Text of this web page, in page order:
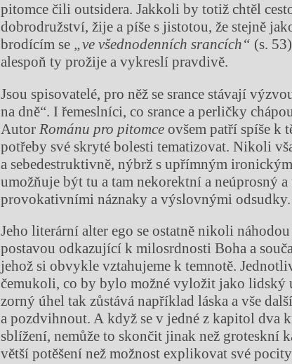
pitomce čili outsidera. Jakkoli by totiž chtěl
dobrodružství, žije a píše s jistotou, že stejně
brodícím se „ve všednodenních srancích“ (s.
alespoň ty prožije a vykreslí pravdivě.
Jsou spisovatelé, pro něž se srance stávají
na dně“. I řemeslníci, co srance a perličky
Autor Románu pro pitomce ovšem patří spíše k
potřeby své skryté bolesti tematizovat. Nikoli
a sebedestruktivně, nýbrž s upřímným
umožňuje být tu a tam nekorektní a neúprosný
provokativními náznaky a výslovnými odsudky.
Jeho literární alter ego se ostatně nikoli
postavou odkazující k milosrdnosti Boha a
jehož si obvykle vztahujeme k temnotě.
čemukoli, co by bylo možné vyložit jako lidský
zorný úhel tak zůstává například láska a vše
a pozdvihnout. A když se v jedné z kapitol dva
sblížení, nemůže to skončit jinak než groteskní
větší potěšení než možnost explikovat své